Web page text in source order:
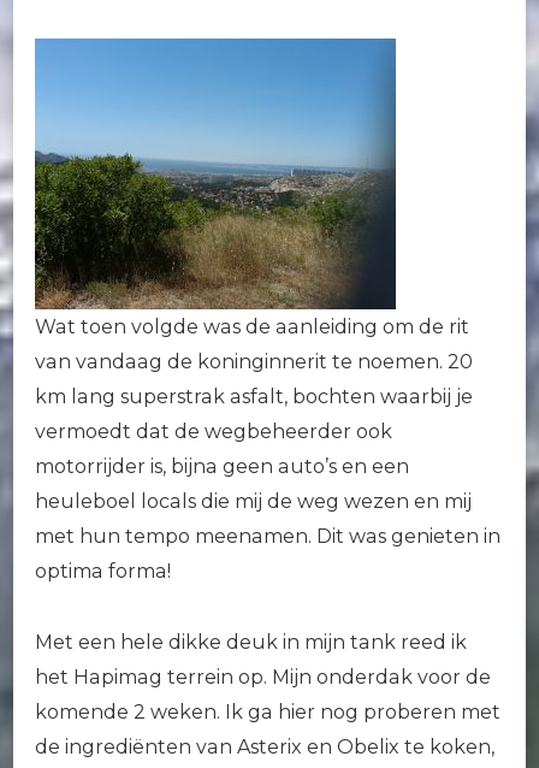
Wat toen volgde was de aanleiding om de rit
van vandaag de koninginnerit te noemen. 20
km lang superstrak asfalt, bochten waarbij je
vermoedt dat de wegbeheerder ook
motorrijder is, bijna geen auto’s en een
heuleboel locals die mij de weg wezen en mij
met hun tempo meenamen. Dit was genieten in
optima forma!
Met een hele dikke deuk in mijn tank reed ik
het Hapimag terrein op. Mijn onderdak voor de
komende 2 weken. Ik ga hier nog proberen met
de ingrediënten van Asterix en Obelix te koken,